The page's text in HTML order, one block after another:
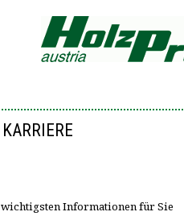
KARRIERE
Informationen für Sie